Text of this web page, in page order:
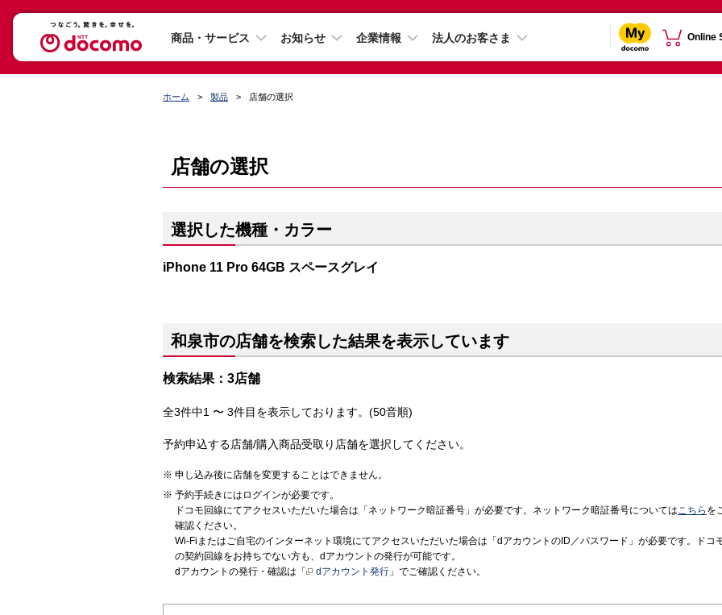
商品・サービス お知らせ 企業情報 法人のお客さま Online
ホーム 製品 店舗の選択
店舗の選択
選択した機種・カラー
iPhone 11 Pro 64GB スペースグレイ
和泉市の店舗を検索した結果を表示しています
検索結果：3店舗
全3件中1 〜 3件目を表示しております。(50音順)
予約申込する店舗/購入商品受取り店舗を選択してください。
申し込み後に店舗を変更することはできません。
予約手続きにはログインが必要です。
ドコモ回線にてアクセスいただいた場合は「ネットワーク暗証番号」が必要です。ネットワーク暗証番号についてはこちら を
確認ください。
Wi-Fiまたはご自宅のインターネット環境にてアクセスいただいた場合は「dアカウントのID／パスワード」が必要です。ドコ
の契約回線をお持ちでない方も、dアカウントの発行が可能です。
dアカウントの発行・確認は「
dアカウント発行 」でご確認ください。